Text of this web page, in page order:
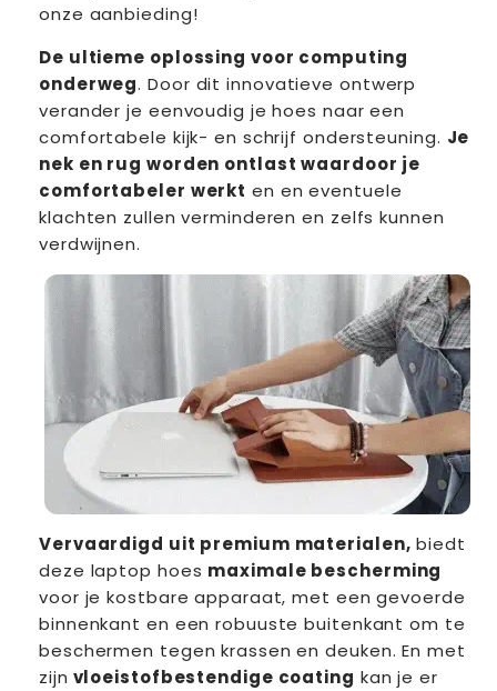
onze aanbieding!
De ultieme oplossing voor computing
onderweg. Door dit innovatieve ontwerp
verander je eenvoudig je hoes naar een
comfortabele kijk- en schrijf ondersteuning. Je
nek en rug worden ontlast waardoor je
comfortabeler werkt en en eventuele
klachten zullen verminderen en zelfs kunnen
verdwijnen.
Vervaardigd uit premium materialen, biedt
deze laptop hoes maximale bescherming
voor je kostbare apparaat, met een gevoerde
binnenkant en een robuuste buitenkant om te
beschermen tegen krassen en deuken. En met
zijn vloeistofbestendige coating kan je er